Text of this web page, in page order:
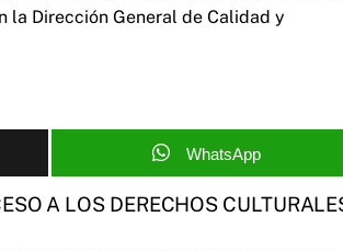
la Dirección General de Calidad y
WhatsApp
A LOS DERECHOS